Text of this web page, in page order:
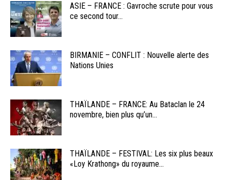
ASIE – FRANCE : Gavroche scrute pour vous
ce second tour...
BIRMANIE – CONFLIT : Nouvelle alerte des
Nations Unies
THAÏLANDE – FRANCE: Au Bataclan le 24
novembre, bien plus qu’un...
THAÏLANDE – FESTIVAL: Les six plus beaux
«Loy Krathong» du royaume...